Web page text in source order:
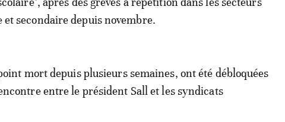
secondaire depuis novembre.
mort depuis plusieurs semaines, ont été débloquées
entre le président Sall et les syndicats